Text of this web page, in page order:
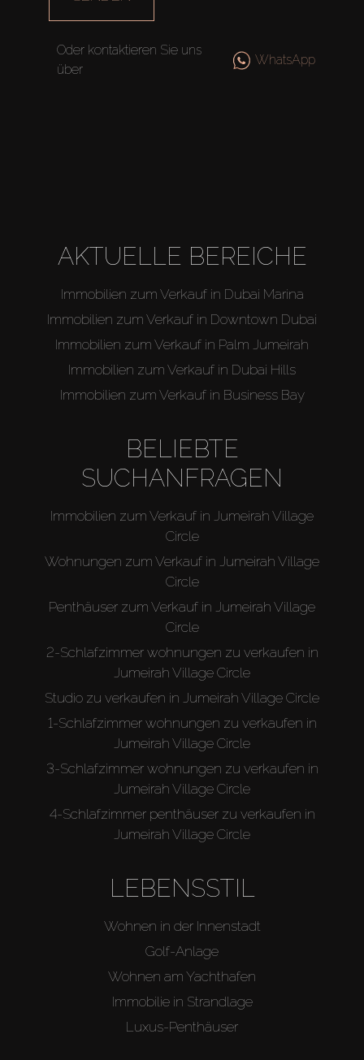
Miete
Verkaufen
Oder kontaktieren Sie uns
über
WhatsApp
AKTUELLE BEREICHE
Immobilien zum Verkauf in Dubai Marina
Immobilien zum Verkauf in Downtown Dubai
Immobilien zum Verkauf in Palm Jumeirah
Immobilien zum Verkauf in Dubai Hills
Immobilien zum Verkauf in Business Bay
BELIEBTE
SUCHANFRAGEN
Immobilien zum Verkauf in Jumeirah Village
Circle
Wohnungen zum Verkauf in Jumeirah Village
Circle
Penthäuser zum Verkauf in Jumeirah Village
Circle
2-Schlafzimmer wohnungen zu verkaufen in
Jumeirah Village Circle
Studio zu verkaufen in Jumeirah Village Circle
1-Schlafzimmer wohnungen zu verkaufen in
Jumeirah Village Circle
3-Schlafzimmer wohnungen zu verkaufen in
Jumeirah Village Circle
4-Schlafzimmer penthäuser zu verkaufen in
Jumeirah Village Circle
LEBENSSTIL
Wohnen in der Innenstadt
Golf-Anlage
Wohnen am Yachthafen
Immobilie in Strandlage
Luxus-Penthäuser